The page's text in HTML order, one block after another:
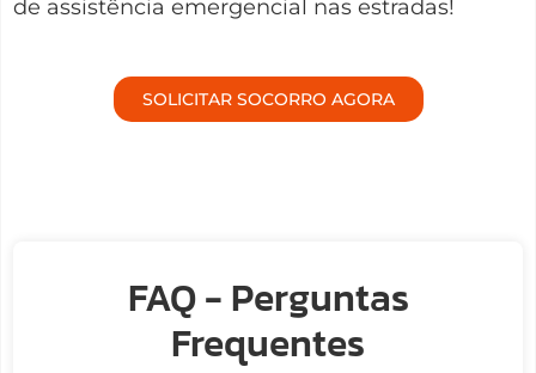
de assistência emergencial nas estradas!
SOLICITAR SOCORRO AGORA
FAQ - Perguntas
Frequentes